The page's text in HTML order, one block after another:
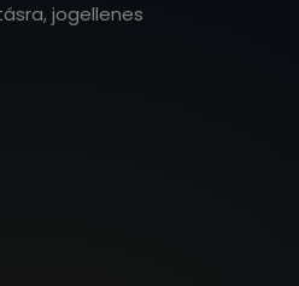
jogellenes